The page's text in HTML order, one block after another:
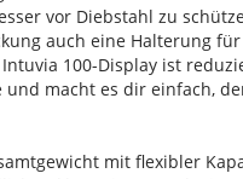
vor Diebstahl zu
auch eine Halterung
Intuvia 100-Display ist
und macht es dir einfach,
mit flexibler